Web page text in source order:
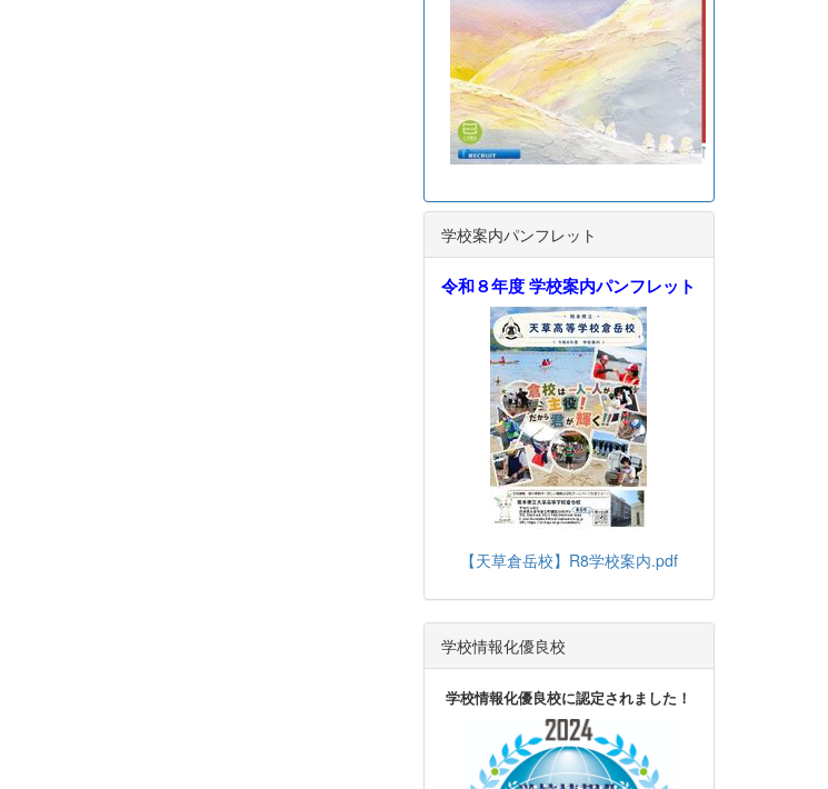
学校案内パンフレット
令和８年度 学校案内パンフレット
【天草倉岳校】R8学校案内.pdf
学校情報化優良校
学校情報化優良校に認定されました！